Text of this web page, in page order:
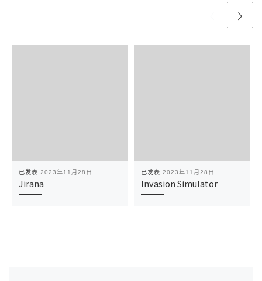
已发表 2023年11月28日
Jirana
已发表 2023年11月28日
Invasion Simulator